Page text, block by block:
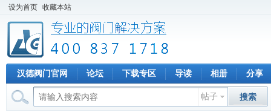
设为首页 收藏本站
汉德阀门官网 论坛 下载专区 导读 相册 分享
帖子 搜索